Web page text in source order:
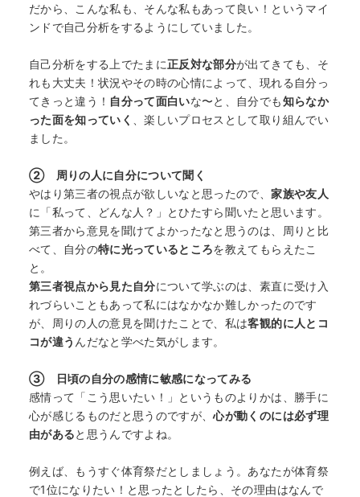
だから、こんな私も、そんな私もあって良い！というマイ
ンドで自己分析をするようにしていました。
自己分析をする上でたまに正反対な部分が出てきても、そ
れも大丈夫！状況やその時の心情によって、現れる自分っ
てきっと違う！ 自分って面白いな〜と、自分でも知らなか
った面を知っていく
、楽しいプロセスとして取り組んでい
ました。
② 周りの人に自分について聞く
やはり第三者の視点が欲しいなと思ったので、家族や友人
に「私って、どんな人？」とひたすら聞いたと思います。
第三者から意見を聞けてよかったなと思うのは、周りと比
べて、自分の特に光っているところを教えてもらえたこ
と。
第三者視点から見た自分について学ぶのは、素直に受け入
れづらいこともあって私にはなかなか難しかったのです
が、周りの人の意見を聞けたことで、私は客観的に人とコ
コが違う んだなと学べた気がします。
③ 日頃の自分の感情に敏感になってみる
感情って「こう思いたい！」というものよりかは、勝手に
心が感じるものだと思うのですが、心が動くのには必ず理
由があると思うんですよね。
例えば、もうすぐ体育祭だとしましょう。あなたが体育祭
で1位になりたい！と思ったとしたら、その理由はなんで